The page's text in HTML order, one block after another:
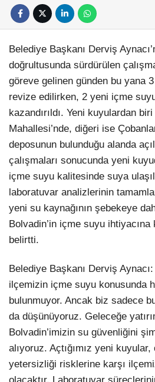
Belediye Başkanı Derviş
doğrultusunda sürdürülen
göreve gelinen günden bu yana
revize edilirken, 2 yeni içme
kazandırıldı. Yeni kuyulardan
Mahallesi’nde, diğeri ise
deposunun bulunduğu alanda
çalışmaları sonucunda yeni
içme suyu kalitesinde suya
laboratuvar analizlerinin
yeni su kaynağının şebekeye
Bolvadin’in içme suyu ihtiyacına
belirtti.
Belediye Başkanı Derviş
ilçemizin içme suyu konusunda
bulunmuyor. Ancak biz sadece
da düşünüyoruz. Geleceğe
Bolvadin’imizin su güvenliğini
alıyoruz. Açtığımız yeni
yetersizliği risklerine karşı